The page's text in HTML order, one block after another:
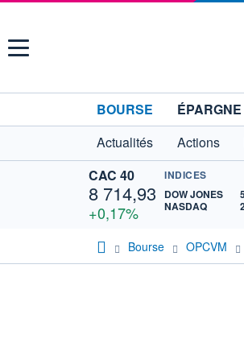
Menu
BOURSE ÉPARGNE
Actualités
Actions
CAC 40
8 714,93
+0,17%
INDICES
DOW JONES
NASDAQ
Bourse OPCVM